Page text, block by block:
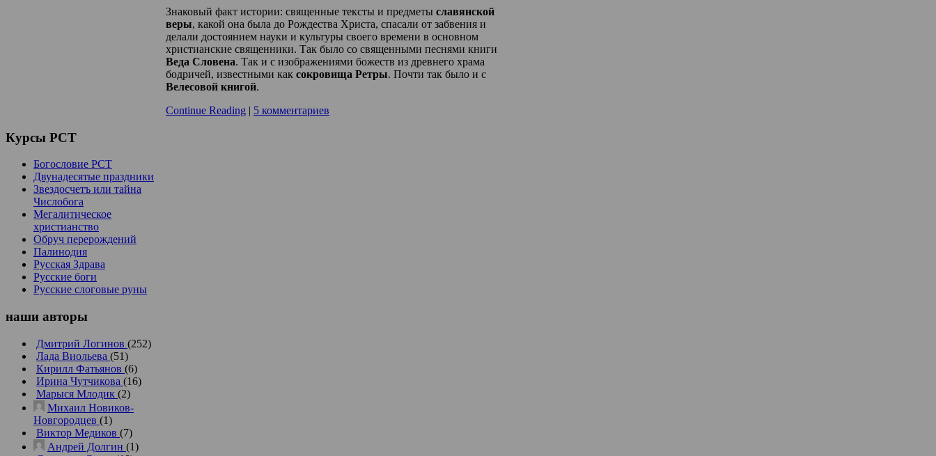
Знаковый факт истории: священные тексты и предметы славянской
веры, какой она была до Рождества Христа, спасали от забвения и
делали достоянием науки и культуры своего времени в основном
христианские священники. Так было со священными песнями книги
Веда Словена. Так и с изображениями божеств из древнего храма
бодричей, известными как сокровища Ретры. Почти так было и с
Велесовой книгой.
Continue Reading | 5 комментариев
Курсы РСТ
Богословие РСТ
Двунадесятые праздники
Звездосчетъ или тайна
Числобога
Мегалитическое
христианство
Обруч перерождений
Палинодия
Русская Здрава
Русские боги
Русские слоговые руны
наши авторы
Дмитрий Логинов (252)
Лада Виольева (51)
Кирилл Фатьянов (6)
Ирина Чутчикова (16)
Марыся Млодик (2)
Михаил Новиков-
Новгородцев (1)
Виктор Медиков (7)
Андрей Долгин (1)